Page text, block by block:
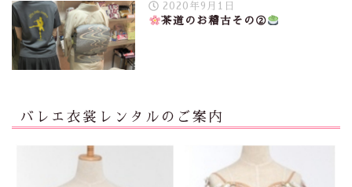
2020年9月1日
茶道のお稽古その②
バレエ衣裳レンタルのご案内